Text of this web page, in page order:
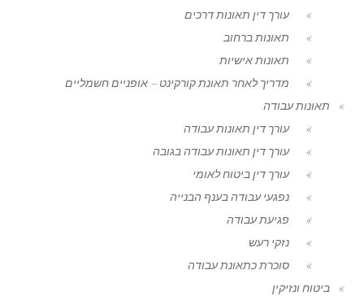
עורך דין תאונות דרכים
תאונות ברחוב
תאונות אישיות
מדריך לאחר תאונת קורקינט – אופניים חשמליים
תאונות עבודה
עורך דין תאונות עבודה
עורך דין תאונות עבודה בגובה
עורך דין ביטוח לאומי
נפגעי עבודה בענף הבנייה
פגיעת עבודה
נזקי רעש
סוכרת כתאונת עבודה
ביטוח ונזיקין